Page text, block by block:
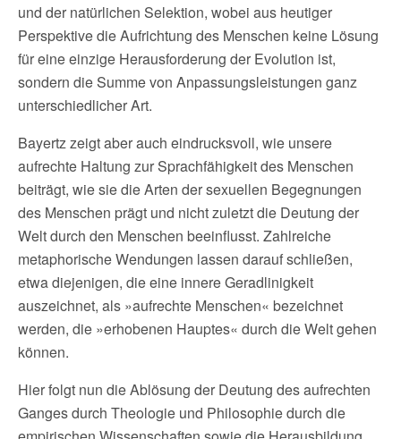
und der natürlichen Selektion, wobei aus heutiger
Perspektive die Aufrichtung des Menschen keine Lösung
für eine einzige Herausforderung der Evolution ist,
sondern die Summe von Anpassungsleistungen ganz
unterschiedlicher Art.
Bayertz zeigt aber auch eindrucksvoll, wie unsere
aufrechte Haltung zur Sprachfähigkeit des Menschen
beiträgt, wie sie die Arten der sexuellen Begegnungen
des Menschen prägt und nicht zuletzt die Deutung der
Welt durch den Menschen beeinflusst. Zahlreiche
metaphorische Wendungen lassen darauf schließen,
etwa diejenigen, die eine innere Geradlinigkeit
auszeichnet, als »aufrechte Menschen« bezeichnet
werden, die »erhobenen Hauptes« durch die Welt gehen
können.
Hier folgt nun die Ablösung der Deutung des aufrechten
Ganges durch Theologie und Philosophie durch die